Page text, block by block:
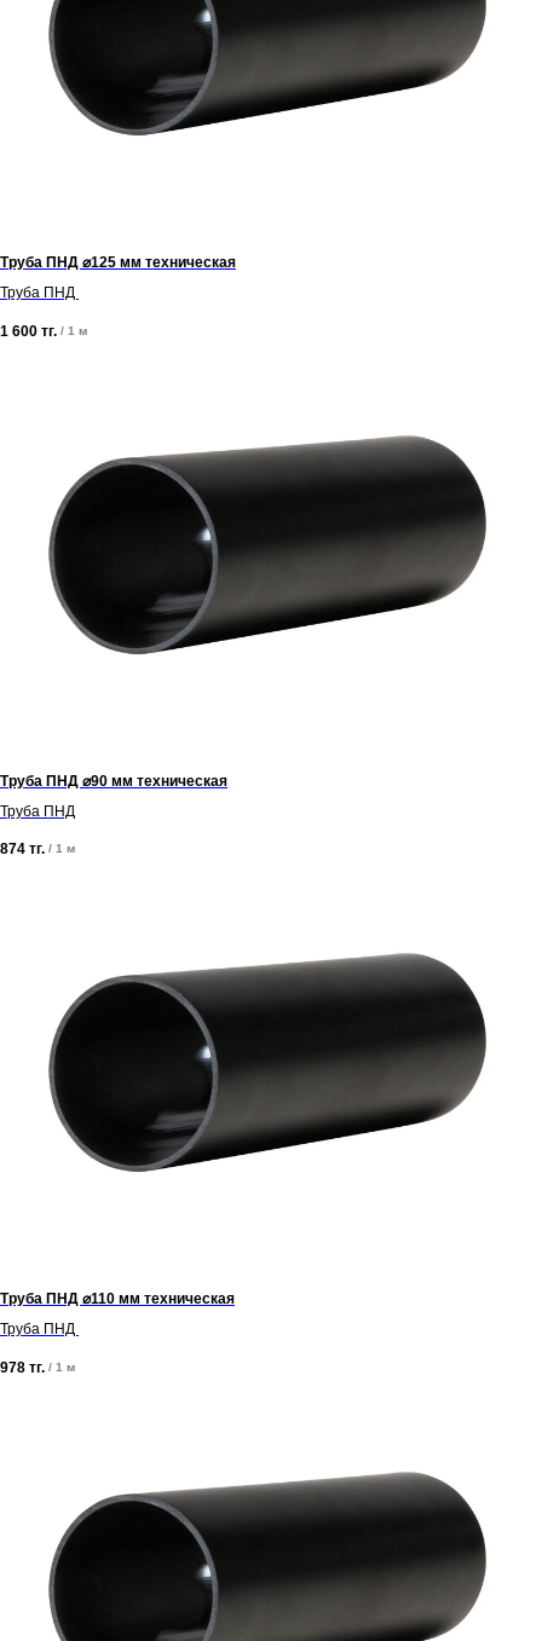
Труба ПНД ⌀125 мм техническая
Труба ПНД
1 600 тг. / 1 м
Труба ПНД ⌀90 мм техническая
Труба ПНД
874 тг. / 1 м
Труба ПНД ⌀110 мм техническая
Труба ПНД
978 тг. / 1 м